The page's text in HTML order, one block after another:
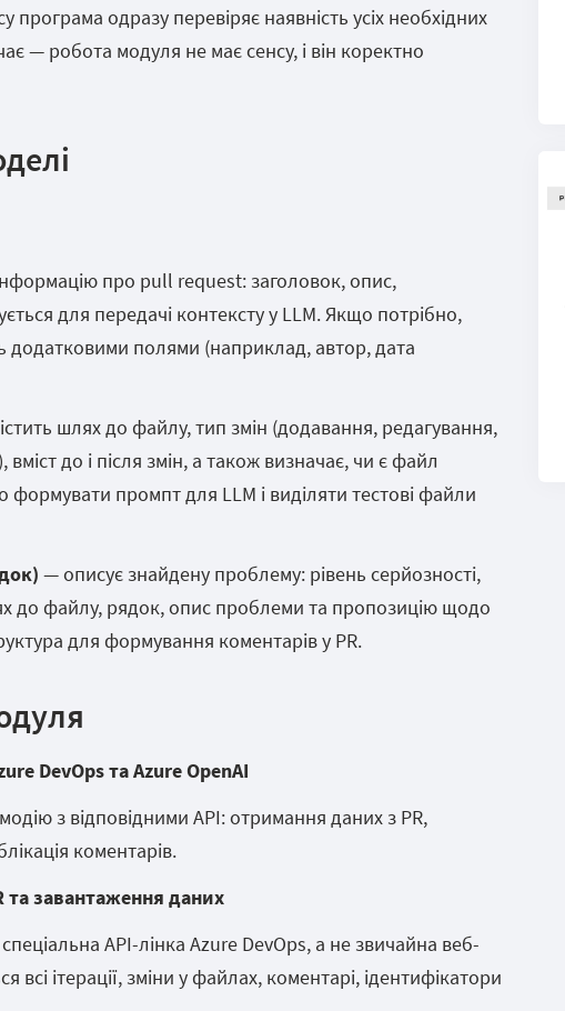
програма одразу перевіряє наявність усіх необхідних
— робота модуля не має сенсу, і він коректно
про pull request: заголовок, опис,
для передачі контексту у LLM. Якщо потрібно,
полями (наприклад, автор, дата
шлях до файлу, тип змін (додавання, редагування,
до і після змін, а також визначає, чи є файл
формувати промпт для LLM і виділяти тестові файли
— описує знайдену проблему: рівень серйозності,
до файлу, рядок, опис проблеми та пропозицію щодо
для формування коментарів у PR.
DevOps та Azure OpenAI
з відповідними API: отримання даних з PR,
коментарів.
завантаження даних
API-лінка Azure DevOps, а не звичайна веб-
всі ітерації, зміни у файлах, коментарі, ідентифікатори